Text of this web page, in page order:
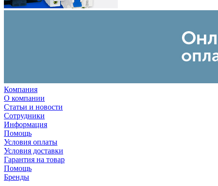
Компания
О компании
Статьи и новости
Сотрудники
Информация
Помощь
Условия оплаты
Условия доставки
Гарантия на товар
Помощь
Бренды